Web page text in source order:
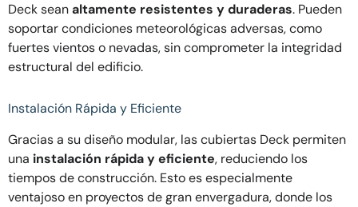
Deck seanaltamente resistentes y duraderas. Pueden
soportar condiciones meteorológicas adversas, como
fuertes vientos o nevadas, sin comprometer la integridad
estructural del edificio.
Instalación Rápida y Eficiente
Gracias a su diseño modular, las cubiertas Deck permiten
una instalación rápida y eficiente, reduciendo los
tiempos de construcción. Esto es especialmente
ventajoso en proyectos de gran envergadura, donde los